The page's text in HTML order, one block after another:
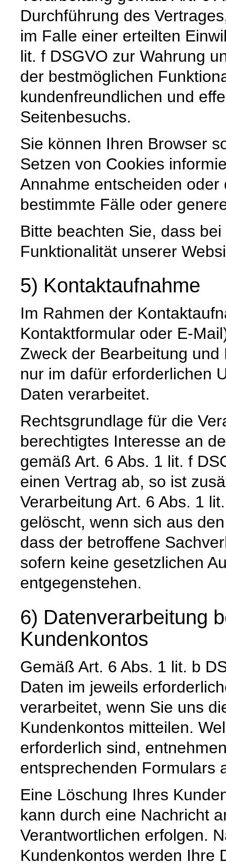
Durchführung des
im Falle einer erteilten
lit. f DSGVO zur Wahrung
der bestmöglichen
kundenfreundlichen und
Seitenbesuchs.
Sie können Ihren Browser
Setzen von Cookies
Annahme entscheiden
bestimmte Fälle oder
Bitte beachten Sie, dass
Funktionalität unserer
5) Kontaktaufnahme
Im Rahmen der
Kontaktformular oder E-
Zweck der Bearbeitung
nur im dafür erforderlichen
Daten verarbeitet.
Rechtsgrundlage für die
berechtigtes Interesse an
gemäß Art. 6 Abs. 1 lit. f
einen Vertrag ab, so ist
Verarbeitung Art. 6 Abs. 1
gelöscht, wenn sich aus
dass der betroffene
sofern keine gesetzlichen
entgegenstehen.
6) Datenverarbeitung
Kundenkontos
Gemäß Art. 6 Abs. 1 lit. b
Daten im jeweils
verarbeitet, wenn Sie uns
Kundenkontos mitteilen.
erforderlich sind,
entsprechenden Formulars
Eine Löschung Ihres
kann durch eine Nachricht
Verantwortlichen erfolgen.
Kundenkontos werden Ihre